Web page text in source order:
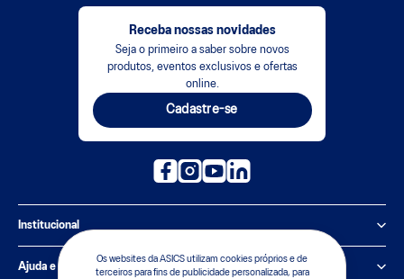
Os websites da ASICS utilizam cookies próprios e de
terceiros para fins de publicidade personalizada, para
Receba nossas novidades
Seja o primeiro a saber sobre novos
produtos, eventos exclusivos e ofertas
online.
Cadastre-se
Institucional
Política de Privacidade
Ajuda e suporte